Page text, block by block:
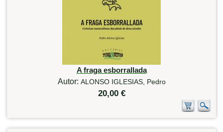
A fraga esborrallada
Autor: ALONSO IGLESIAS, Pedro
20,00 €